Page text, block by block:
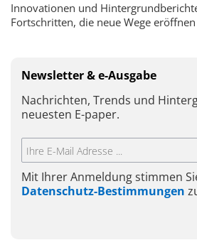
Innovationen und
Fortschritten, die neue Wege eröffnen
Newsletter & e-Ausgabe
Nachrichten, Trends und
neuesten E-paper.
Mit Ihrer Anmeldung stimmen
Datenschutz-Bestimmungen